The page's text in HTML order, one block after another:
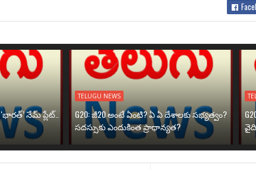
నేమ్ ప్లేట్‌..
TELUGU NEWS
G20: జీ20 అంటే ఏంటి? ఏ ఏ దేశాలకు సభ్యత్వం?
సదస్సుకు ఎందుకింత ప్రాధాన్యత?